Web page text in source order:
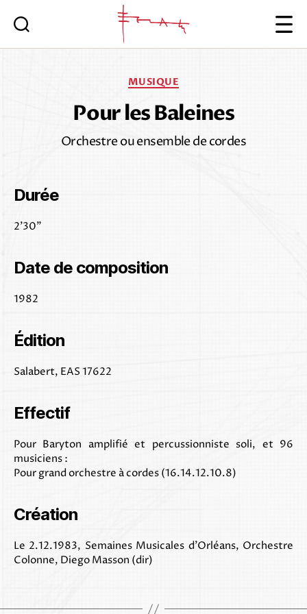
Iannis
Catégories
MUSIQUE
Pour les Baleines
Orchestre ou ensemble de cordes
Durée
2’30”
Date de composition
1982
Édition
Salabert, EAS 17622
Effectif
Pour Baryton amplifié et percussionniste soli, et 96
musiciens :
Pour grand orchestre à cordes (16.14.12.10.8)
Création
Le 2.12.1983, Semaines Musicales d’Orléans, Orchestre
Colonne, Diego Masson (dir)